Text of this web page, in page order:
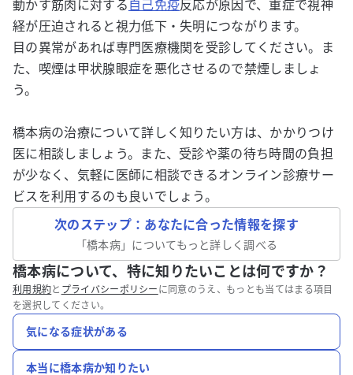
動かす筋肉に対する 自己免疫反応が原因で、重症で視神
経が圧迫されると視力低下・失明につながります。
目の異常があれば専門医療機関を受診してください。ま
た、喫煙は甲状腺眼症を悪化させるので禁煙しましょ
う。
橋本病の治療について詳しく知りたい方は、かかりつけ
医に相談しましょう。また、受診や薬の待ち時間の負担
が少なく、気軽に医師に相談できるオンライン診療サー
ビスを利用するのも良いでしょう。
次のステップ：あなたに合った情報を探す
「橋本病」についてもっと詳しく調べる
橋本病について、特に知りたいことは何ですか？
利用規約と プライバシーポリシー に同意のうえ、もっとも当てはまる項目
を選択してください。
気になる症状がある
本当に橋本病か知りたい